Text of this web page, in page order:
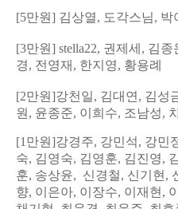
[5만원] 김상열, 도각스님, 박
[3만원] stella22, 권제세 , 김종
경, 전영재, 한지영, 황용례
[2만원]강천일, 김대연 , 김성
원 , 윤종준, 이희수, 조남성,
[1 만원]강경주, 강민석, 강민
숙, 김영숙, 김영훈, 김진영,
훈, 송상윤, 신경철, 신기현 ,
향, 이은아, 이장수, 이재현 ,